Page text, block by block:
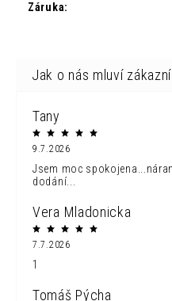
Záruka:
Tany
9.7.2026
Jsem moc
dodání...
Vera Mladonicka
7.7.2026
1
Tomáš Pýcha